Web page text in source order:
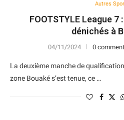
Autres
FOOTSTYLE League
dénichés à
04/11/2024 0
La deuxième manche de
zone Bouaké s’est tenue, ce …